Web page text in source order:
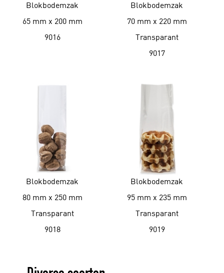
Blokbodemzak
65 mm x 200 mm
9016
Blokbodemzak
70 mm x 220 mm
Transparant
9017
Blokbodemzak
80 mm x 250 mm
Transparant
9018
Blokbodemzak
95 mm x 235 mm
Transparant
9019